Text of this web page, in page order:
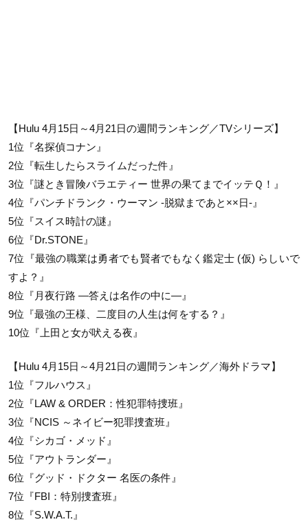
【Hulu 4月15日～4月21日の週間ランキング／TVシリーズ】
1位『名探偵コナン』
2位『転生したらスライムだった件』
3位『謎とき冒険バラエティー 世界の果てまでイッテＱ！』
4位『パンチドランク・ウーマン -脱獄まであと××日-』
5位『スイス時計の謎』
6位『Dr.STONE』
7位『最強の職業は勇者でも賢者でもなく鑑定士 (仮) らしいで
すよ？』
8位『月夜行路 ―答えは名作の中に―』
9位『最強の王様、二度目の人生は何をする？』
10位『上田と女が吠える夜』
【Hulu 4月15日～4月21日の週間ランキング／海外ドラマ】
1位『フルハウス』
2位『LAW & ORDER：性犯罪特捜班』
3位『NCIS ～ネイビー犯罪捜査班』
4位『シカゴ・メッド』
5位『アウトランダー』
6位『グッド・ドクター 名医の条件』
7位『FBI：特別捜査班』
8位『S.W.A.T.』